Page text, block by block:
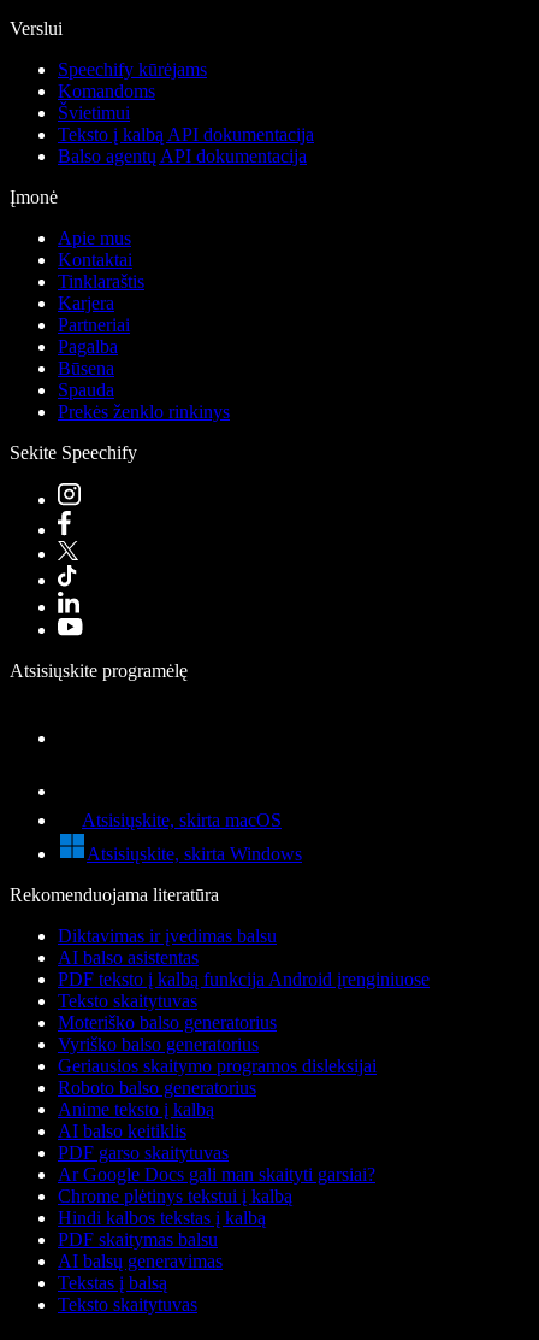
Verslui
Speechify kūrėjams
Komandoms
Švietimui
Teksto į kalbą API dokumentacija
Balso agentų API dokumentacija
Įmonė
Apie mus
Kontaktai
Tinklaraštis
Karjera
Partneriai
Pagalba
Būsena
Spauda
Prekės ženklo rinkinys
Sekite Speechify
Atsisiųskite programėlę
Atsisiųskite, skirta macOS
Atsisiųskite, skirta Windows
Rekomenduojama literatūra
Diktavimas ir įvedimas balsu
AI balso asistentas
PDF teksto į kalbą funkcija Android įrenginiuose
Teksto skaitytuvas
Moteriško balso generatorius
Vyriško balso generatorius
Geriausios skaitymo programos disleksijai
Roboto balso generatorius
Anime teksto į kalbą
AI balso keitiklis
PDF garso skaitytuvas
Ar Google Docs gali man skaityti garsiai?
Chrome plėtinys tekstui į kalbą
Hindi kalbos tekstas į kalbą
PDF skaitymas balsu
AI balsų generavimas
Tekstas į balsą
Teksto skaitytuvas